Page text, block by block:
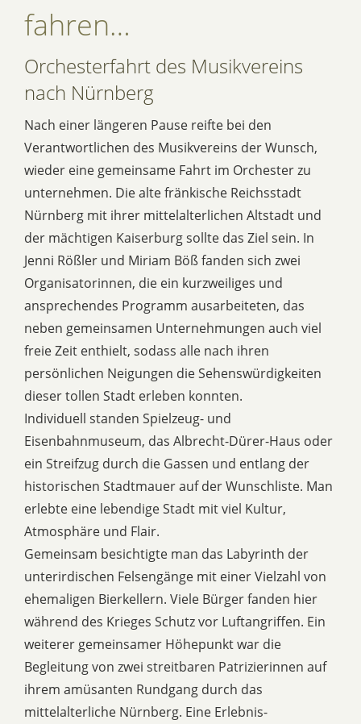
fahren…
Orchesterfahrt des Musikvereins
nach Nürnberg
Nach einer längeren Pause reifte bei den
Verantwortlichen des Musikvereins der Wunsch,
wieder eine gemeinsame Fahrt im Orchester zu
unternehmen. Die alte fränkische Reichsstadt
Nürnberg mit ihrer mittelalterlichen Altstadt und
der mächtigen Kaiserburg sollte das Ziel sein. In
Jenni Rößler und Miriam Böß fanden sich zwei
Organisatorinnen, die ein kurzweiliges und
ansprechendes Programm ausarbeiteten, das
neben gemeinsamen Unternehmungen auch viel
freie Zeit enthielt, sodass alle nach ihren
persönlichen Neigungen die Sehenswürdigkeiten
dieser tollen Stadt erleben konnten.
Individuell standen Spielzeug- und
Eisenbahnmuseum, das Albrecht-Dürer-Haus oder
ein Streifzug durch die Gassen und entlang der
historischen Stadtmauer auf der Wunschliste. Man
erlebte eine lebendige Stadt mit viel Kultur,
Atmosphäre und Flair.
Gemeinsam besichtigte man das Labyrinth der
unterirdischen Felsengänge mit einer Vielzahl von
ehemaligen Bierkellern. Viele Bürger fanden hier
während des Krieges Schutz vor Luftangriffen. Ein
weiterer gemeinsamer Höhepunkt war die
Begleitung von zwei streitbaren Patrizierinnen auf
ihrem amüsanten Rundgang durch das
mittelalterliche Nürnberg. Eine Erlebnis-